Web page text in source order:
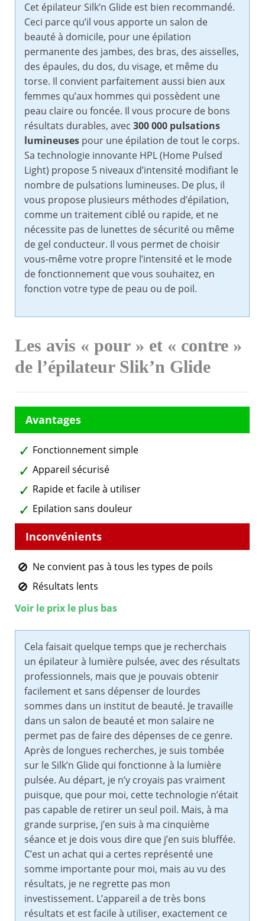
Cet épilateur Silk’n Glide est bien recommandé.
Ceci parce qu’il vous apporte un salon de
beauté à domicile, pour une épilation
permanente des jambes, des bras, des aisselles,
des épaules, du dos, du visage, et même du
torse. Il convient parfaitement aussi bien aux
femmes qu’aux hommes qui possèdent une
peau claire ou foncée. Il vous procure de bons
résultats durables, avec 300 000 pulsations
lumineuses pour une épilation de tout le corps.
Sa technologie innovante HPL (Home Pulsed
Light) propose 5 niveaux d’intensité modifiant le
nombre de pulsations lumineuses. De plus, il
vous propose plusieurs méthodes d’épilation,
comme un traitement ciblé ou rapide, et ne
nécessite pas de lunettes de sécurité ou même
de gel conducteur. Il vous permet de choisir
vous-même votre propre l’intensité et le mode
de fonctionnement que vous souhaitez, en
fonction votre type de peau ou de poil.
Les avis « pour » et « contre »
de l’épilateur Slik’n Glide
Fonctionnement simple
Appareil sécurisé
Rapide et facile à utiliser
Epilation sans douleur
Ne convient pas à tous les types de poils
Résultats lents
Voir le prix le plus bas
Cela faisait quelque temps que je recherchais
un épilateur à lumière pulsée, avec des résultats
professionnels, mais que je pouvais obtenir
facilement et sans dépenser de lourdes
sommes dans un institut de beauté. Je travaille
dans un salon de beauté et mon salaire ne
permet pas de faire des dépenses de ce genre.
Après de longues recherches, je suis tombée
sur le Silk’n Glide qui fonctionne à la lumière
pulsée. Au départ, je n’y croyais pas vraiment
puisque, que pour moi, cette technologie n’était
pas capable de retirer un seul poil. Mais, à ma
grande surprise, j’en suis à ma cinquième
séance et je dois vous dire que j’en suis bluffée.
C’est un achat qui a certes représenté une
somme importante pour moi, mais au vu des
résultats, je ne regrette pas mon
investissement. L’appareil a de très bons
résultats et est facile à utiliser, exactement ce